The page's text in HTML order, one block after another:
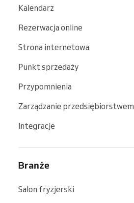
Kalendarz
Rezerwacja online
Strona internetowa
Punkt sprzedaży
Przypomnienia
Zarządzanie przedsiębiorstwem
Integracje
Branże
Salon fryzjerski